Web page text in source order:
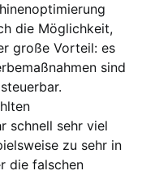
die Möglichkeit,
große Vorteil: es
sind
schnell sehr viel
zu sehr in
die falschen